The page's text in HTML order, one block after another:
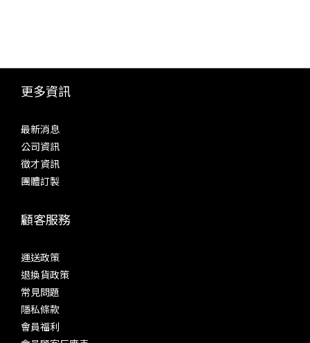
更多資訊
最新消息
公司資訊
徵才資訊
團體訂製
顧客服務
運送政策
退換貨政策
常見問題
隱私條款
會員福利